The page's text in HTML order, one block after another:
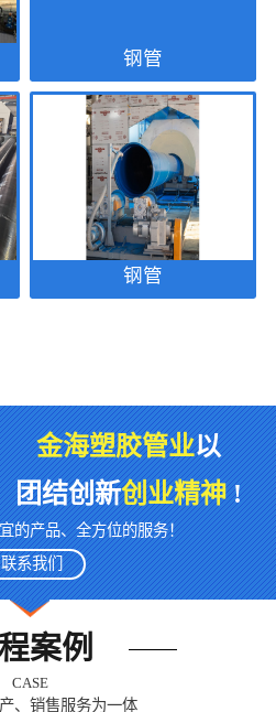
钢管
钢管
金海塑胶管业以
团结创新创业精神!
的产品、全方位的服务！
联系我们
案例
CASE
、销售服务为一体